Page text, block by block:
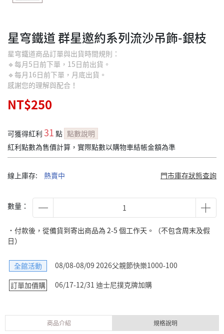
星穹鐵道 群星邀約系列流沙吊飾-銀枝
星穹鐵道商品訂單與出貨時間規則：
🔹每月5日前下單，15日前出貨。
🔹每月16日前下單，月底出貨。
感謝您的理解與配合！
NT$250
可獲得紅利 31 點 點數說明
紅利點數為售價計算，實際點數以購物車結帳金額為準
線上庫存: 熱賣中 門市庫存狀態查詢
數量：
˙付款後，從備貨到寄出商品為 2-5 個工作天。（不包含周末及假
日）
全館活動
08/08-08/09 2026父親節快樂1000-100
訂單加價購
06/17-12/31 迪士尼撲克牌加購
商品介紹 規格說明